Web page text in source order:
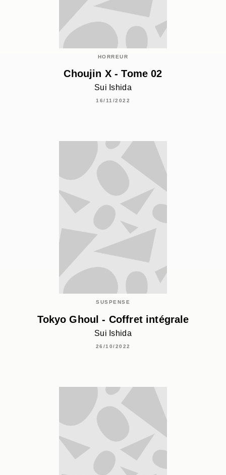
HORREUR
Choujin X - Tome 02
Sui Ishida
16/11/2022
SUSPENSE
Tokyo Ghoul - Coffret intégrale
Sui Ishida
26/10/2022